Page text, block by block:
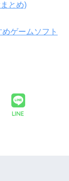
とめ)
ゲームソフト
LINE